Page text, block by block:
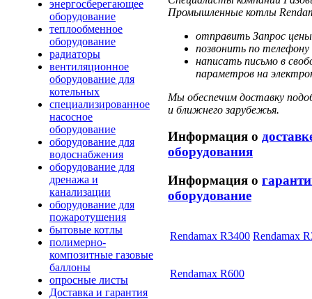
энергосберегающее
оборудование
теплообменное
оборудование
радиаторы
вентиляционное
оборудование для
котельных
специализированное
насосное
оборудование
оборудование для
водоснабжения
оборудование для
дренажа и
канализации
оборудование для
пожаротушения
бытовые котлы
полимерно-
композитные газовые
баллоны
опросные листы
Доставка и гарантия
Промышленные котлы
отправить Запрос цены
позвонить по
написать письмо в
параметров на
Мы обеспечим доставку
и ближнего зарубежья.
Информация о
оборудования
Информация о
оборудование
Rendamax R3400 Rendamax
Rendamax R600